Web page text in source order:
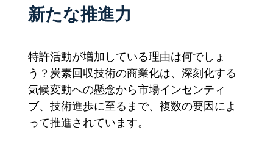
新たな推進力
特許活動が増加している理由は何でしょ
う？炭素回収技術の商業化は、深刻化する
気候変動への懸念から市場インセンティ
ブ、技術進歩に至るまで、複数の要因によ
って推進されています。